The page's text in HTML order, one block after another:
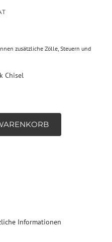
zusätzliche Zölle, Steuern und
Chisel
Informationen